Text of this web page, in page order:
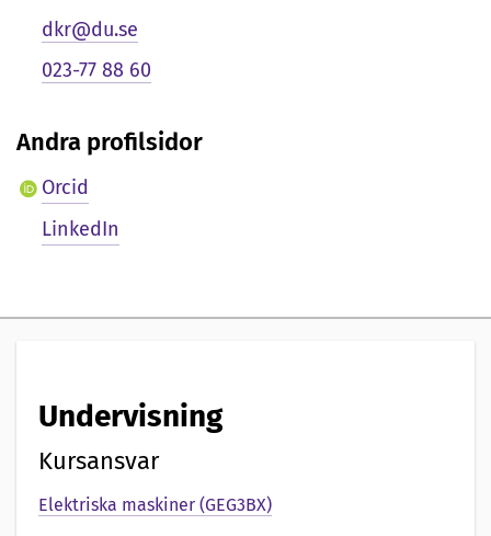
e
s
t
dkr@du.se
023-77 88 60
Andra profilsidor
Orcid
LinkedIn
Undervisning
Kursansvar
Elektriska maskiner (GEG3BX)